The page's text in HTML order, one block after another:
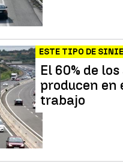
ESTE TIPO DE
El 60% de
producen en
trabajo